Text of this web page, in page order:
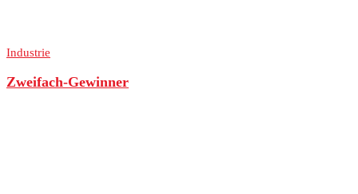
Industrie
Zweifach-Gewinner